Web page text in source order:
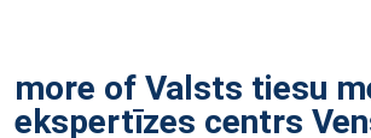
more of Valsts tiesu
ekspertīzes centrs